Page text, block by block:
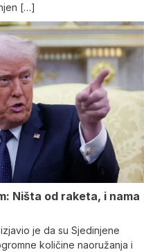
[…]
Ništa od raketa, i nama
je da su Sjedinjene
količine naoružanja i